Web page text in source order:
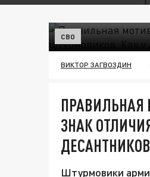
СВО
ВИКТОР ЗАГВОЗДИН
ПРАВИЛЬНАЯ
ЗНАК
ДЕСАНТНИКОВ
Штурмовики